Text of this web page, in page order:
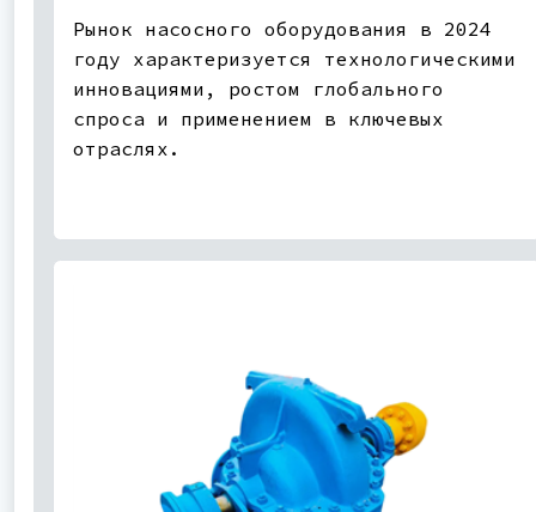
Рынок насосного оборудования в 2024
году характеризуется технологическими
инновациями, ростом глобального
спроса и применением в ключевых
отраслях.